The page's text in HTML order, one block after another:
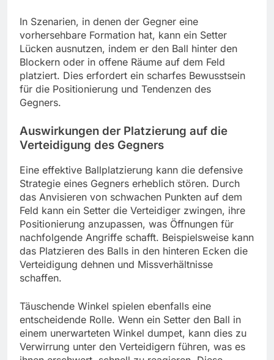
In Szenarien, in denen der Gegner eine
vorhersehbare Formation hat, kann ein Setter
Lücken ausnutzen, indem er den Ball hinter den
Blockern oder in offene Räume auf dem Feld
platziert. Dies erfordert ein scharfes Bewusstsein
für die Positionierung und Tendenzen des
Gegners.
Auswirkungen der Platzierung auf die
Verteidigung des Gegners
Eine effektive Ballplatzierung kann die defensive
Strategie eines Gegners erheblich stören. Durch
das Anvisieren von schwachen Punkten auf dem
Feld kann ein Setter die Verteidiger zwingen, ihre
Positionierung anzupassen, was Öffnungen für
nachfolgende Angriffe schafft. Beispielsweise kann
das Platzieren des Balls in den hinteren Ecken die
Verteidigung dehnen und Missverhältnisse
schaffen.
Täuschende Winkel spielen ebenfalls eine
entscheidende Rolle. Wenn ein Setter den Ball in
einem unerwarteten Winkel dumpet, kann dies zu
Verwirrung unter den Verteidigern führen, was es